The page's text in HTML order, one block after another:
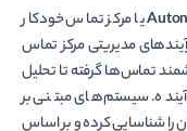
یا مرکز تماس خودکار
مدیریتی مرکز تماس
تماس‌ها گرفته تا تحلیل
سیستم‌های مبتنی بر
را شناسایی کرده و بر اساس